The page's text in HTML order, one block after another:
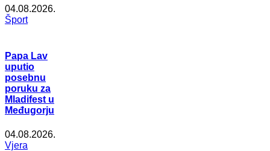
04.08.2026.
Šport
Papa Lav
uputio
posebnu
poruku za
Mladifest u
Međugorju
04.08.2026.
Vjera